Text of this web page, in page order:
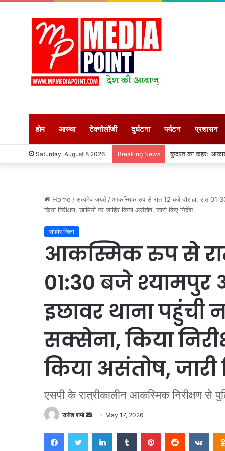
होम आस्था टेक्नोलॉजी दुर्घटना पर्यटन प्रशासन
Saturday, August 8 2026 Breaking News अगस्त माह शुरु :
Home /सत्यमेव जयते /आकस्मिक रुप से रात 12 बजे दौराहा, रात
किया निरीक्षण, खामियों पर जाहिर किया असंतोष, जारी किए निर्देश
सीहोर जिला
आकस्मिक रुप से रात
01:30 बजे
इछावर थाना पहुंची
सक्सेना, किया
किया असंतोष, जारी
एसपी के रात्रीकालीन आकस्मिक निरीक्षण से
राजेश शर्मा May 17, 2026